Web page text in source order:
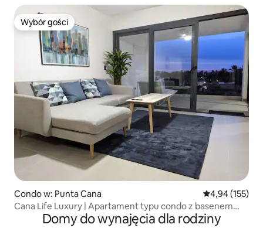
Wybór gości
Wybór gości
Condo w: Punta Cana Średnia
4,94 (155)
Cana Life Luxury | Apartament typu condo z basenem
w pobliżu plaży
Domy do wynajęcia dla rodziny